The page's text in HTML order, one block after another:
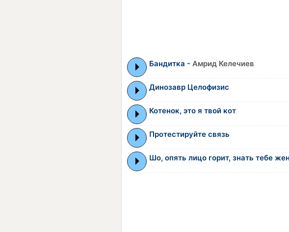
Бандитка - Амрид Келечиев
Динозавр Целофизис
Котенок, это я твой кот
Протестируйте связь
Шо, опять лицо горит, знать тебе